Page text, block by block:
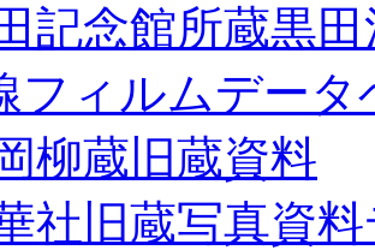
記念館所蔵黒
フィルムデータ
柳蔵旧蔵資料
社旧蔵写真資